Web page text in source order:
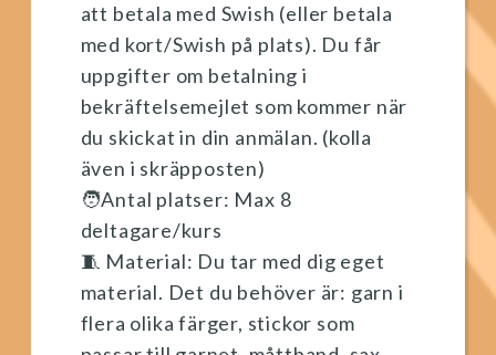
att betala med Swish (eller betala
med kort/Swish på plats). Du får
uppgifter om betalning i
bekräftelsemejlet som kommer när
du skickat in din anmälan. (kolla
även i skräpposten)
🧑Antal platser: Max 8
deltagare/kurs
🧵 Material: Du tar med dig eget
material. Det du behöver är: garn i
flera olika färger, stickor som